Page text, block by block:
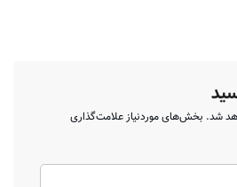
شد. بخش‌های موردنیاز علامت‌گذاری